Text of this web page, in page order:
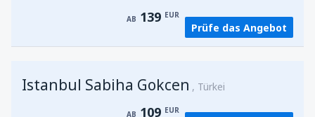
AB 139 EUR
Prüfe das Angebot
Istanbul Sabiha Gokcen Türkei
AB 109 EUR